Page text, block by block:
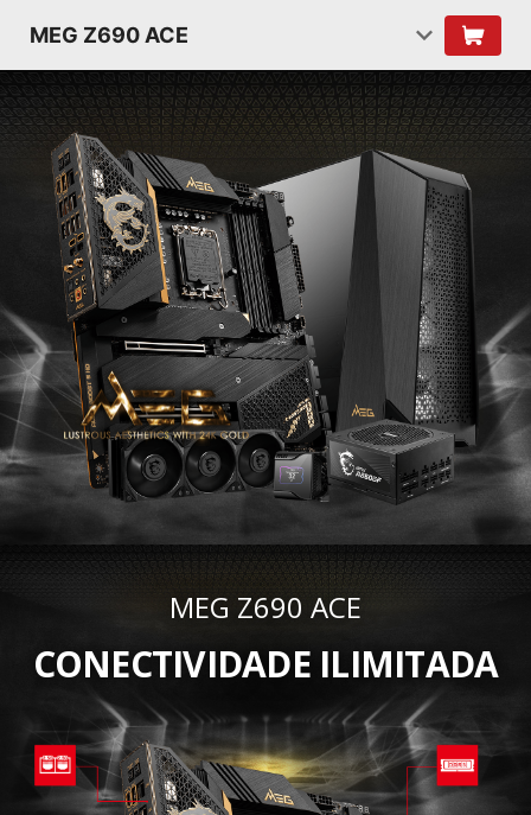
MEG Z690 ACE
MEG Z690 ACE
CONECTIVIDADE ILIMITADA